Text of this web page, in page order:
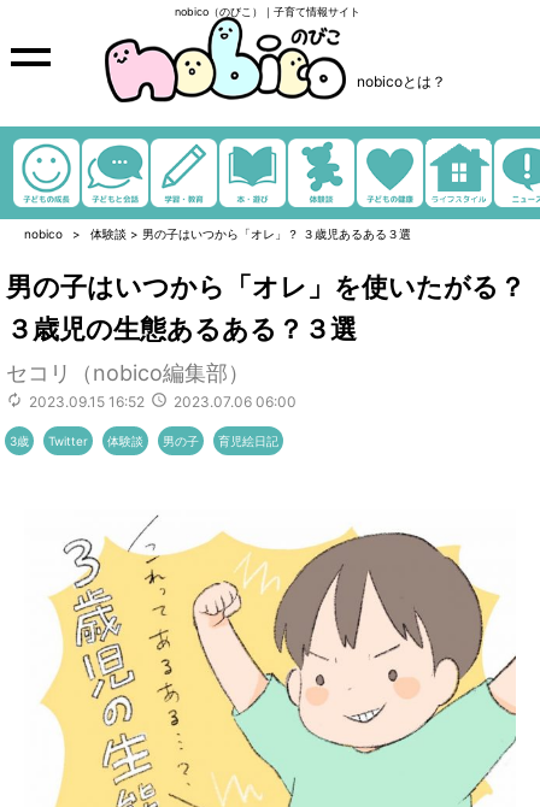
nobico（のびこ）｜子育て情報サイト
nobicoとは？
nobico 体験談 > 男の子はいつから「オレ」？ ３歳児あるある３選
男の子はいつから「オレ」を使いたがる？
３歳児の生態あるある？３選
セコリ（nobico編集部）
2023.09.15 16:52 2023.07.06 06:00
3歳 Twitter 体験談 男の子 育児絵日記